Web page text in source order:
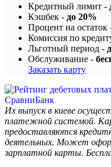
Кредитный лимит -
Кэшбек - до 20%
Процент на остаток
Комиссия по
Льготный период -
Обслуживание -
Заказать карту
Их выпуск в киеве
платежной системой.
предоставляются
деятельных. Может
зарплатной карты.